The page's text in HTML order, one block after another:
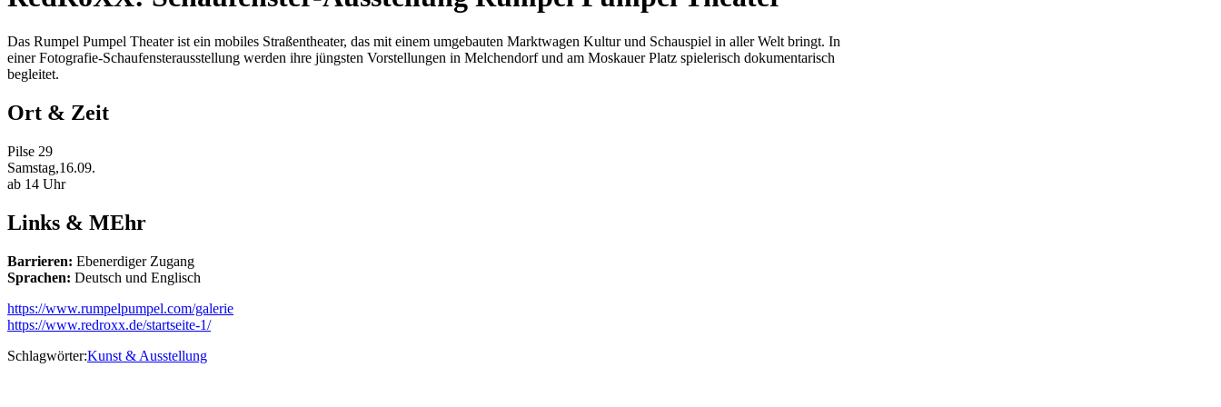
Das Rumpel Pumpel Theater ist ein mobiles Straßentheater, das mit einem umgebauten Marktwagen Kultur und Schauspiel in aller Welt bringt. In
einer Fotografie-Schaufensterausstellung werden ihre jüngsten Vorstellungen in Melchendorf und am Moskauer Platz spielerisch dokumentarisch
begleitet.
Ort & Zeit
Pilse 29
Samstag,16.09.
ab 14 Uhr
Links & MEhr
Barrieren: Ebenerdiger Zugang
Sprachen: Deutsch und Englisch
https://www.rumpelpumpel.com/galerie
https://www.redroxx.de/startseite-1/
Schlagwörter:Kunst & Ausstellung